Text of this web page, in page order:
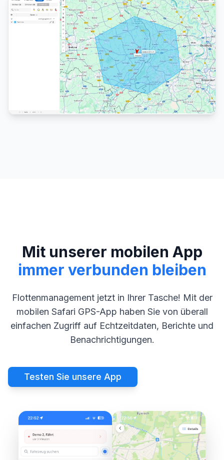
Mit unserer mobilen App
immer verbunden bleiben
Flottenmanagement jetzt in Ihrer Tasche! Mit der
mobilen Safari GPS-App haben Sie von überall
einfachen Zugriff auf Echtzeitdaten, Berichte und
Benachrichtigungen.
Testen Sie unsere App